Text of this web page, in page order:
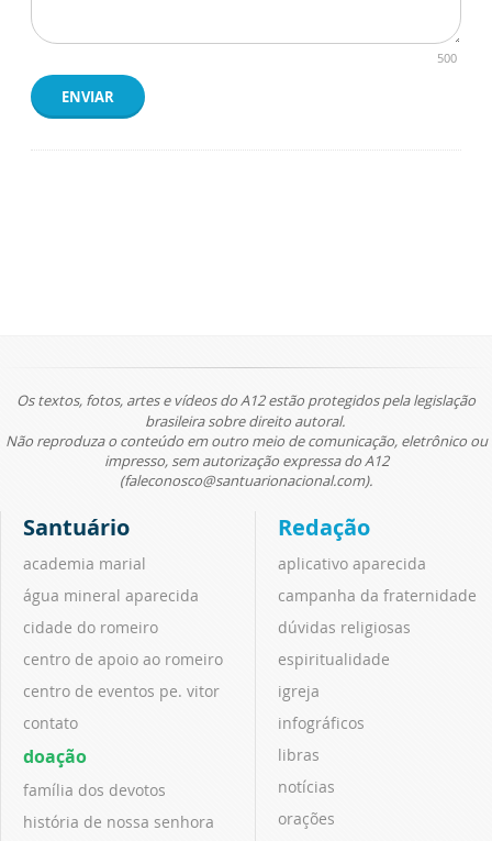
500
ENVIAR
Os textos, fotos, artes e vídeos do A12 estão protegidos pela legislação
brasileira sobre direito autoral.
Não reproduza o conteúdo em outro meio de comunicação, eletrônico ou
impresso, sem autorização expressa do A12
(faleconosco@santuarionacional.com).
Santuário
academia marial
água mineral aparecida
cidade do romeiro
centro de apoio ao romeiro
centro de eventos pe. vitor
contato
doação
família dos devotos
história de nossa senhora
Redação
aplicativo aparecida
campanha da fraternidade
dúvidas religiosas
espiritualidade
igreja
infográficos
libras
notícias
orações